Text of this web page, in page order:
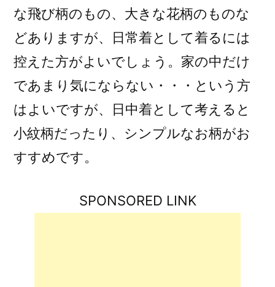
な飛び柄のもの、大きな花柄のものな
どありますが、日常着として着るには
控えた方がよいでしょう。家の中だけ
であまり気にならない・・・という方
はよいですが、日中着として考えると
小紋柄だったり、シンプルなお柄がお
すすめです。
SPONSORED LINK